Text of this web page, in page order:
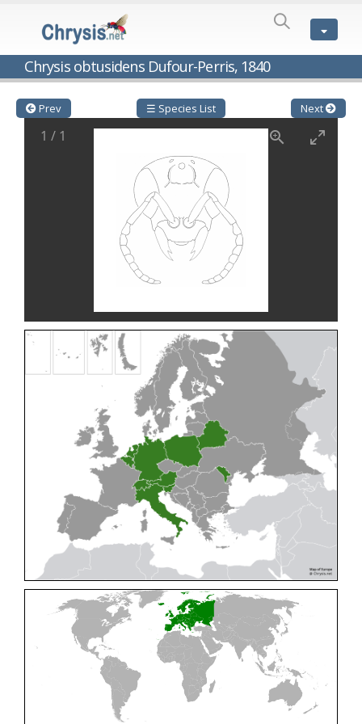
Chrysis obtusidens Dufour-Perris, 1840
Genus:
Cleptes
1802
Cleptes aerosusFörster, 1853
Cleptes afer
Lucas, 1849
Linsenmaier, 1994
Linsenmaier, 1968
Semenow, 1891
Linsenmaier, 1968
Cleptes nyonensisMóczár, 1997
Cleptes obsoletus
Semenov, 1891
Cleptes orientalis
Dahlbom, 1854
Lepeletier, 1806
Móczár, 1968
Buysson, 1886
Linsenmaier, 1986
Mocsáry, 1889
(Linnaeus, 1761)
Tournier, 1879
(Fabricius, 1794)
Cleptes triestensisMóczár, 2000
[E]
Elampus albipennis
Elampus ambiguusDahlbom, 1845
Elampus bidens(Förster, 1853)
Elampus cecchiniae (Semenov, 1967)
Elampus constrictus
(Förster, 1853)
Elampus foveatus
(Mocsáry, 1914)
(Buysson, 1892)
(Fabricius, 1804)
(Dahlbom, 1854)
(Semenov, 1967)
(Förster, 1853)
Prev ☰ Species List Next
1 / 1